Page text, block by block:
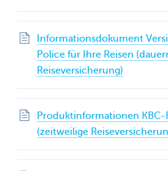
Informationsdokument
Police für Ihre Reisen
Reiseversicherung)
Produktinformationen
(zeitweilige